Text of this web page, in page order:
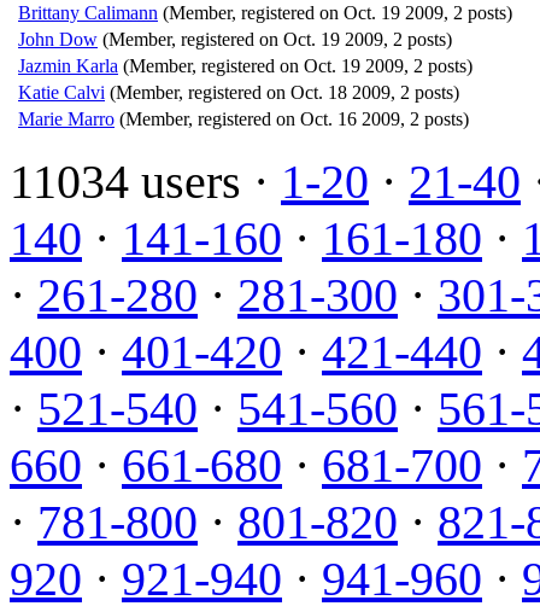
Brittany Calimann (Member, registered on Oct. 19 2009, 2 posts)
John Dow (Member, registered on Oct. 19 2009, 2 posts)
Jazmin Karla (Member, registered on Oct. 19 2009, 2 posts)
Katie Calvi (Member, registered on Oct. 18 2009, 2 posts)
Marie Marro (Member, registered on Oct. 16 2009, 2 posts)
11034 users · 1-20 · 21-40
140 · 141-160 · 161-180 ·
· 261-280 · 281-300 · 301-
400 · 401-420 · 421-440 ·
· 521-540 · 541-560 · 561-
660 · 661-680 · 681-700 ·
· 781-800 · 801-820 · 821-
920 · 921-940 · 941-960 ·